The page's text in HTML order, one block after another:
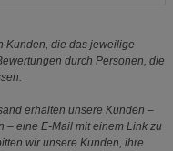
Kunden, die das jeweilige
durch Personen, die
erhalten unsere Kunden –
– eine E-Mail mit einem Link zu
wir unsere Kunden, ihre